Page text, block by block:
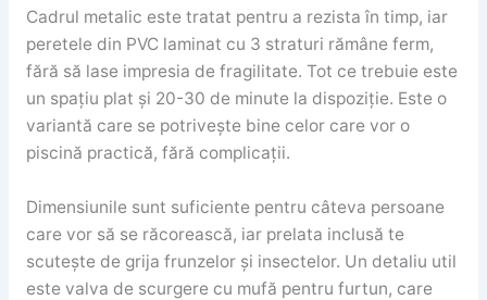
Cadrul metalic este tratat pentru a rezista în timp, iar
peretele din PVC laminat cu 3 straturi rămâne ferm,
fără să lase impresia de fragilitate. Tot ce trebuie este
un spațiu plat și 20-30 de minute la dispoziție. Este o
variantă care se potrivește bine celor care vor o
piscină practică, fără complicații.
Dimensiunile sunt suficiente pentru câteva persoane
care vor să se răcorească, iar prelata inclusă te
scutește de grija frunzelor și insectelor. Un detaliu util
este valva de scurgere cu mufă pentru furtun, care